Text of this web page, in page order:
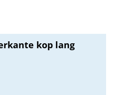
kop lang